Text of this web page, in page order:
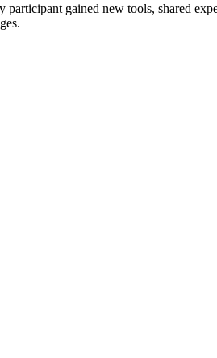
gained new tools, shared